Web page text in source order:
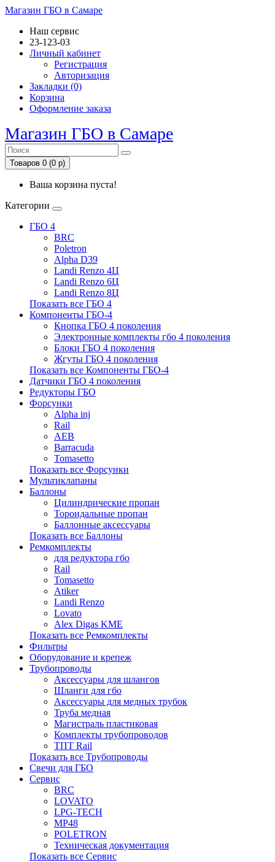
Магазин ГБО в Самаре
Наш сервис
23-123-03
Личный кабинет
Регистрация
Авторизация
Закладки (0)
Корзина
Оформление заказа
Магазин ГБО в Самаре
Товаров 0 (0 р)
Ваша корзина пуста!
Категории
ГБО 4
BRC
Poletron
Alpha D39
Landi Renzo 4Ц
Landi Renzo 6Ц
Landi Renzo 8Ц
Показать все ГБО 4
Компоненты ГБО-4
Кнопка ГБО 4 поколения
Электронные комплекты гбо 4 поколения
Блоки ГБО 4 поколения
Жгуты ГБО 4 поколения
Показать все Компоненты ГБО-4
Датчики ГБО 4 поколения
Редукторы ГБО
Форсунки
Alpha inj
Rail
AEB
Barracuda
Tomasetto
Показать все Форсунки
Мультиклапаны
Баллоны
Цилиндрические пропан
Тороидальные пропан
Баллонные аксессуары
Показать все Баллоны
Ремкомплекты
для редуктора гбо
Rail
Tomasetto
Atiker
Landi Renzo
Lovato
Alex Digas KME
Показать все Ремкомплекты
Фильтры
Оборудование и крепеж
Трубопроводы
Аксессуары для шлангов
Шланги для гбо
Аксессуары для медных трубок
Труба медная
Магистраль пластиковая
Комплекты трубопроводов
ТПТ Rail
Показать все Трубопроводы
Свечи для ГБО
Сервис
BRC
LOVATO
LPG-TECH
MP48
POLETRON
Техническая документация
Показать все Сервис